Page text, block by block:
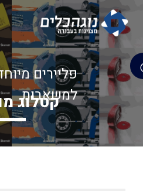
פליירים
למשאבות
קטלוג